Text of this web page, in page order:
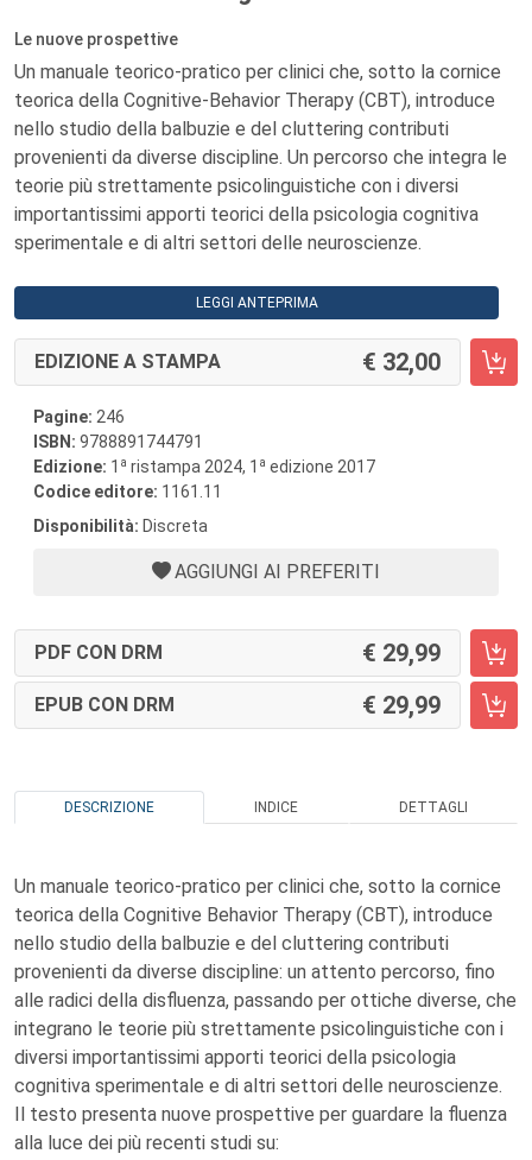
Le nuove prospettive
Un manuale teorico-pratico per clinici che, sotto la cornice
teorica della Cognitive-Behavior Therapy (CBT), introduce
nello studio della balbuzie e del cluttering contributi
provenienti da diverse discipline. Un percorso che integra le
teorie più strettamente psicolinguistiche con i diversi
importantissimi apporti teorici della psicologia cognitiva
sperimentale e di altri settori delle neuroscienze.
LEGGI ANTEPRIMA
EDIZIONE A STAMPA 32,00
Pagine: 246
ISBN: 9788891744791
Edizione: 1 a ristampa 2024, 1 a edizione 2017
Codice editore: 1161.11
Disponibilità: Discreta
AGGIUNGI AI PREFERITI
PDF CON DRM 29,99
EPUB CON DRM 29,99
DESCRIZIONE INDICE DETTAGLI
Un manuale teorico-pratico per clinici che, sotto la cornice
teorica della Cognitive Behavior Therapy (CBT), introduce
nello studio della balbuzie e del cluttering contributi
provenienti da diverse discipline: un attento percorso, fino
alle radici della disfluenza, passando per ottiche diverse, che
integrano le teorie più strettamente psicolinguistiche con i
diversi importantissimi apporti teorici della psicologia
cognitiva sperimentale e di altri settori delle neuroscienze.
Il testo presenta nuove prospettive per guardare la fluenza
alla luce dei più recenti studi su: